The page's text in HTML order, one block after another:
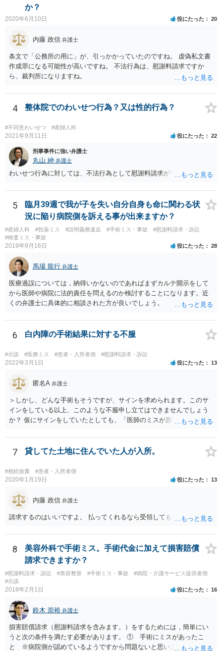
差額ベッド代は請求してはならない」とは言っていません。 「入院の
必要があるにもかかわらず、特別の料金の支払いに同意しないのであ
れば、他院を受診するよう言われた」という事例についても「不適切
と思われる事例」と言及されているだけで「不適切である」と断定も
されていないですし、違法であることも示唆されていません。ですの
適切なだけで、たとえば言い方を変えて「緊急手術をおすすめします
が、当病院は現在大部屋が満床なので大部屋を希望される場合は本日
の緊急手術には応じられません。１日当たり１万８７００円の個室で
が望ましい状況における病院側の説明としては十分だと思いますし、
かについても考え方が分かれると思います。それに加えて、そもそも
通達に民間に対する法的拘束力はないこと(下級行政機関に対する拘束
力しかありません)を考えれば、一応の説明を受けて同意した以上、病
院側からは同意書に「１日当たり」という記載が抜けていることを奇
貨として不当に支払を拒んでいると見られて、今後あなたやあなたの
ご家族がその大学病院を受診せざるを得なくなった場合に事実上の不
利益を受ける可能性は否定できないように思われます。
か？
2020年6月10日 役にたった 20
内藤 政信 弁護士
条文で「公務所の用に」が、引っかかっていたのですね。 虚偽私文書
作成罪になる可能性が高いですね。 不法行為は、慰謝料請求ですか
ら、裁判所になりますね。
4 整体院でのわいせつ行為？又は性的行為？
#不同意わいせつ #産婦人科
2021年9月11日 役にたった 22
刑事事件に強い弁護士
丸山 紳 弁護士
わいせつ行為に対しては、不法行為として慰謝料請求ができます。
5
臨月39週で我が子を失い自分自身も命に関わる状
況に陥り病院側を訴える事が出来ますか？
#産婦人科 #投薬ミス #説明義務違反 #手術ミス・事故
#慰謝料請求・訴訟
#検査ミス・事故
2019年9月16日 役にたった 28
馬場 龍行 弁護士
医療過誤については，納得いかないのであればまずカルテ開示をして
から医師や病院に法的責任を問えるのか検討することになります。近
くの弁護士に具体的に相談された方が良いでしょう。
6 白内障の手術結果に対する不服
#示談 #医療ミス #患者・入所者側 #慰謝料請求・訴訟
2022年3月1日 役にたった 13
匿名A 弁護士
＞しかし、どんな手術もそうですが、サインを求められます。このサ
インをしている以上、このような不服申し立てはできませんでしょう
か？ 仮にサインをしていたとしても、「医師のミスが原因で老眼がひ
眼が悪化することがあるにもかかわらず、全く説明されなかったよう
な場合」には、請求することは可能です。
7 貸してた土地に住んでいた人が入所。
#相続放棄 #患者・入所者側
2020年1月19日 役にたった 13
内藤 政信 弁護士
請求するのはいいですよ。 払ってくれるなら受領してもいいですよ。
8
美容外科で手術ミス。手術代金に加えて損害賠償
請求できますか？
#慰謝料請求・訴訟 #美容整形 #手術ミス・事故
#病院・介護サービス提供者側
#示談
2018年2月1日 役にたった 16
鈴木 崇裕 弁護士
損害賠償請求（慰謝料請求を含みます。）をするためには，簡単にい
うと次の条件を満たす必要があります。 ① 手術にミスがあったこ
と ※病院側が認めているようですから問題ないと思います。 ② 手